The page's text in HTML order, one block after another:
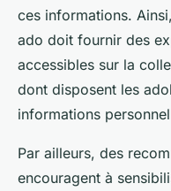
ces informations.
ado doit fournir des
accessibles sur la
dont disposent les
informations
Par ailleurs, des
encouragent à